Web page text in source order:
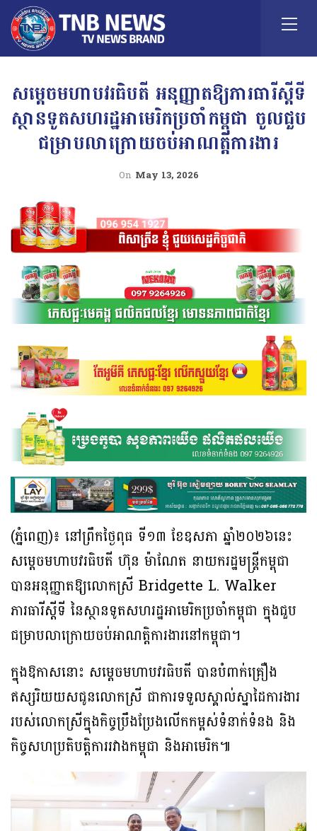
សម្តេចមហាបវរធិបតី អនុញ្ញាតឱ្យភារធារីស្តីទី
ស្ថានទូតសហរដ្ឋអាមេរិកប្រចាំកម្ពុជា ចូលជួប
ជម្រាបលាក្រោយចប់អាណត្តិការងារ
On May 13, 2026
(ភ្នំពេញ)៖ នៅព្រឹកថ្ងៃពុធ ទី១៣ ខែឧសភា ឆ្នាំ២០២៦នេះ
សម្តេចមហាបវរធិបតី ហ៊ុន ម៉ាណែត នាយករដ្ឋមន្ត្រីកម្ពុជា
បានអនុញ្ញាតឱ្យលោកស្រី Bridgette L. Walker
ភារធារីស្តីទី នៃស្ថានទូតសហរដ្ឋអាមេរិកប្រចាំកម្ពុជា ក្នុងជួប
ជម្រាបលាក្រោយចប់អាណត្តិការងារនៅកម្ពុជា។
ក្នុងឱកាសនោះ សម្តេចមហាបវរធិបតី បានបំពាក់គ្រឿង
ឥស្សរិយយសជូនលោកស្រី ជាការទទួលស្គាល់ស្នាដៃការងារ
របស់លោកស្រីក្នុងកិច្ចប្រឹងប្រែងលើកកម្ពស់ទំនាក់ទំនង និង
កិច្ចសហប្រតិបត្តិការរវាងកម្ពុជា និងអាមេរិក៕